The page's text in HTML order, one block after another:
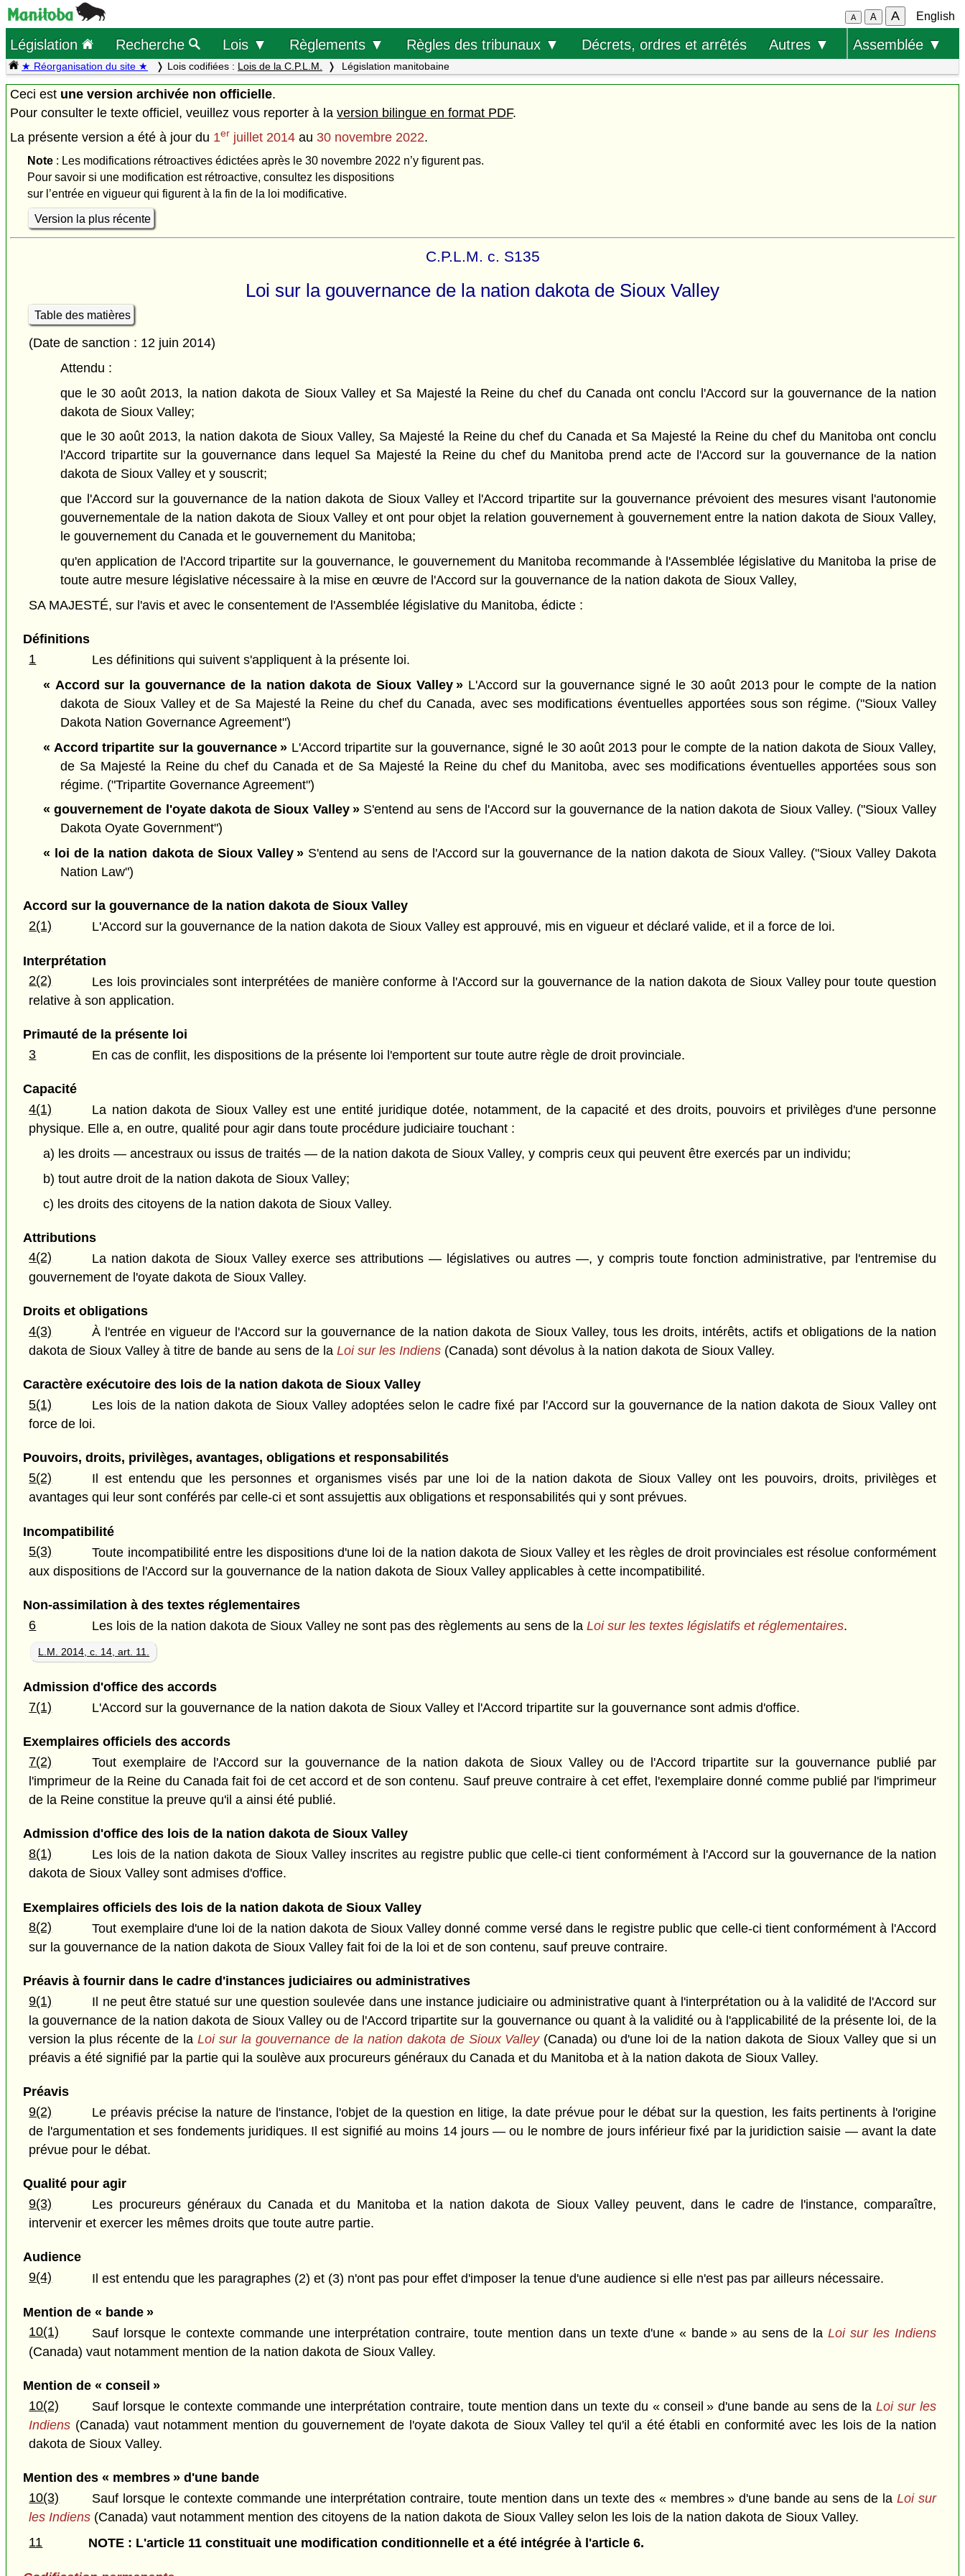
A A A English
Législation Recherche Lois ▼ Règlements ▼ Règles des tribunaux ▼ Décrets, ordres et arrêtés Autres ▼ Assemblée ▼
★ Réorganisation du site ★ Lois codifiées : Lois de la C.P.L.M. Législation manitobaine
Ceci est une version archivée non officielle.
Pour consulter le texte officiel, veuillez vous reporter à la version bilingue en format PDF.
La présente version a été à jour du 1er juillet 2014 au 30 novembre 2022.
Note: Les modifications rétroactives édictées après le 30 novembre 2022 n’y figurent pas.
Pour savoir si une modification est rétroactive, consultez les dispositions
sur l’entrée en vigueur qui figurent à la fin de la loi modificative.
Version la plus récente
C.P.L.M. c. S135
Loi sur la gouvernance de la nation dakota de Sioux Valley
Table des matières
(Date de sanction : 12 juin 2014)
Attendu :
que le 30 août 2013, la nation dakota de Sioux Valley et Sa Majesté la Reine du chef du Canada ont conclu l'Accord sur la gouvernance de la nation
dakota de Sioux Valley;
que le 30 août 2013, la nation dakota de Sioux Valley, Sa Majesté la Reine du chef du Canada et Sa Majesté la Reine du chef du Manitoba ont conclu
l'Accord tripartite sur la gouvernance dans lequel Sa Majesté la Reine du chef du Manitoba prend acte de l'Accord sur la gouvernance de la nation
dakota de Sioux Valley et y souscrit;
que l'Accord sur la gouvernance de la nation dakota de Sioux Valley et l'Accord tripartite sur la gouvernance prévoient des mesures visant l'autonomie
gouvernementale de la nation dakota de Sioux Valley et ont pour objet la relation gouvernement à gouvernement entre la nation dakota de Sioux Valley,
le gouvernement du Canada et le gouvernement du Manitoba;
qu'en application de l'Accord tripartite sur la gouvernance, le gouvernement du Manitoba recommande à l'Assemblée législative du Manitoba la prise de
toute autre mesure législative nécessaire à la mise en œuvre de l'Accord sur la gouvernance de la nation dakota de Sioux Valley,
SA MAJESTÉ, sur l'avis et avec le consentement de l'Assemblée législative du Manitoba, édicte :
Définitions
1
Les définitions qui suivent s'appliquent à la présente loi.
« Accord sur la gouvernance de la nation dakota de Sioux Valley » L'Accord sur la gouvernance signé le 30 août 2013 pour le compte de la nation
dakota de Sioux Valley et de Sa Majesté la Reine du chef du Canada, avec ses modifications éventuelles apportées sous son régime. ("Sioux Valley
Dakota Nation Governance Agreement")
« Accord tripartite sur la gouvernance » L'Accord tripartite sur la gouvernance, signé le 30 août 2013 pour le compte de la nation dakota de Sioux Valley,
de Sa Majesté la Reine du chef du Canada et de Sa Majesté la Reine du chef du Manitoba, avec ses modifications éventuelles apportées sous son
régime. ("Tripartite Governance Agreement")
« gouvernement de l'oyate dakota de Sioux Valley »S'entend au sens de l'Accord sur la gouvernance de la nation dakota de Sioux Valley. ("Sioux Valley
Dakota Oyate Government")
« loi de la nation dakota de Sioux Valley »S'entend au sens de l'Accord sur la gouvernance de la nation dakota de Sioux Valley. ("Sioux Valley Dakota
Nation Law")
Accord sur la gouvernance de la nation dakota de Sioux Valley
2(1)
L'Accord sur la gouvernance de la nation dakota de Sioux Valley est approuvé, mis en vigueur et déclaré valide, et il a force de loi.
Interprétation
2(2)
Les lois provinciales sont interprétées de manière conforme à l'Accord sur la gouvernance de la nation dakota de Sioux Valley pour toute question
relative à son application.
Primauté de la présente loi
3
En cas de conflit, les dispositions de la présente loi l'emportent sur toute autre règle de droit provinciale.
Capacité
4(1)
La nation dakota de Sioux Valley est une entité juridique dotée, notamment, de la capacité et des droits, pouvoirs et privilèges d'une personne
physique. Elle a, en outre, qualité pour agir dans toute procédure judiciaire touchant :
a) les droits — ancestraux ou issus de traités — de la nation dakota de Sioux Valley, y compris ceux qui peuvent être exercés par un individu;
b) tout autre droit de la nation dakota de Sioux Valley;
c) les droits des citoyens de la nation dakota de Sioux Valley.
Attributions
4(2)
La nation dakota de Sioux Valley exerce ses attributions — législatives ou autres —, y compris toute fonction administrative, par l'entremise du
gouvernement de l'oyate dakota de Sioux Valley.
Droits et obligations
4(3)
À l'entrée en vigueur de l'Accord sur la gouvernance de la nation dakota de Sioux Valley, tous les droits, intérêts, actifs et obligations de la nation
dakota de Sioux Valley à titre de bande au sens de laLoi sur les Indiens (Canada) sont dévolus à la nation dakota de Sioux Valley.
Caractère exécutoire des lois de la nation dakota de Sioux Valley
5(1)
Les lois de la nation dakota de Sioux Valley adoptées selon le cadre fixé par l'Accord sur la gouvernance de la nation dakota de Sioux Valley ont
force de loi.
Pouvoirs, droits, privilèges, avantages, obligations et responsabilités
5(2)
Il est entendu que les personnes et organismes visés par une loi de la nation dakota de Sioux Valley ont les pouvoirs, droits, privilèges et
avantages qui leur sont conférés par celle-ci et sont assujettis aux obligations et responsabilités qui y sont prévues.
Incompatibilité
5(3)
Toute incompatibilité entre les dispositions d'une loi de la nation dakota de Sioux Valley et les règles de droit provinciales est résolue conformément
aux dispositions de l'Accord sur la gouvernance de la nation dakota de Sioux Valley applicables à cette incompatibilité.
Non-assimilation à des textes réglementaires
6
Les lois de la nation dakota de Sioux Valley ne sont pas des règlements au sens de laLoi sur les textes législatifs et réglementaires.
L.M. 2014, c. 14, art. 11.
Admission d'office des accords
7(1)
L'Accord sur la gouvernance de la nation dakota de Sioux Valley et l'Accord tripartite sur la gouvernance sont admis d'office.
Exemplaires officiels des accords
7(2)
Tout exemplaire de l'Accord sur la gouvernance de la nation dakota de Sioux Valley ou de l'Accord tripartite sur la gouvernance publié par
l'imprimeur de la Reine du Canada fait foi de cet accord et de son contenu. Sauf preuve contraire à cet effet, l'exemplaire donné comme publié par l'imprimeur
de la Reine constitue la preuve qu'il a ainsi été publié.
Admission d'office des lois de la nation dakota de Sioux Valley
8(1)
Les lois de la nation dakota de Sioux Valley inscrites au registre public que celle-ci tient conformément à l'Accord sur la gouvernance de la nation
dakota de Sioux Valley sont admises d'office.
Exemplaires officiels des lois de la nation dakota de Sioux Valley
8(2)
Tout exemplaire d'une loi de la nation dakota de Sioux Valley donné comme versé dans le registre public que celle-ci tient conformément à l'Accord
sur la gouvernance de la nation dakota de Sioux Valley fait foi de la loi et de son contenu, sauf preuve contraire.
Préavis à fournir dans le cadre d'instances judiciaires ou administratives
9(1)
Il ne peut être statué sur une question soulevée dans une instance judiciaire ou administrative quant à l'interprétation ou à la validité de l'Accord sur
la gouvernance de la nation dakota de Sioux Valley ou de l'Accord tripartite sur la gouvernance ou quant à la validité ou à l'applicabilité de la présente loi, de la
version la plus récente de laLoi sur la gouvernance de la nation dakota de Sioux Valley(Canada) ou d'une loi de la nation dakota de Sioux Valley que si un
préavis a été signifié par la partie qui la soulève aux procureurs généraux du Canada et du Manitoba et à la nation dakota de Sioux Valley.
Préavis
9(2)
Le préavis précise la nature de l'instance, l'objet de la question en litige, la date prévue pour le débat sur la question, les faits pertinents à l'origine
de l'argumentation et ses fondements juridiques. Il est signifié au moins 14 jours — ou le nombre de jours inférieur fixé par la juridiction saisie — avant la date
prévue pour le débat.
Qualité pour agir
9(3)
Les procureurs généraux du Canada et du Manitoba et la nation dakota de Sioux Valley peuvent, dans le cadre de l'instance, comparaître,
intervenir et exercer les mêmes droits que toute autre partie.
Audience
9(4)
Il est entendu que les paragraphes (2) et (3) n'ont pas pour effet d'imposer la tenue d'une audience si elle n'est pas par ailleurs nécessaire.
Mention de « bande »
10(1)
Sauf lorsque le contexte commande une interprétation contraire, toute mention dans un texte d'une « bande » au sens de laLoi sur les Indiens
(Canada) vaut notamment mention de la nation dakota de Sioux Valley.
Mention de « conseil »
10(2)
Sauf lorsque le contexte commande une interprétation contraire, toute mention dans un texte du « conseil » d'une bande au sens de laLoi sur les
Indiens (Canada) vaut notamment mention du gouvernement de l'oyate dakota de Sioux Valley tel qu'il a été établi en conformité avec les lois de la nation
dakota de Sioux Valley.
Mention des « membres » d'une bande
10(3)
Sauf lorsque le contexte commande une interprétation contraire, toute mention dans un texte des « membres » d'une bande au sens de la Loi sur
les Indiens (Canada) vaut notamment mention des citoyens de la nation dakota de Sioux Valley selon les lois de la nation dakota de Sioux Valley.
11
NOTE : L'article 11 constituait une modification conditionnelle et a été intégrée à l'article 6.